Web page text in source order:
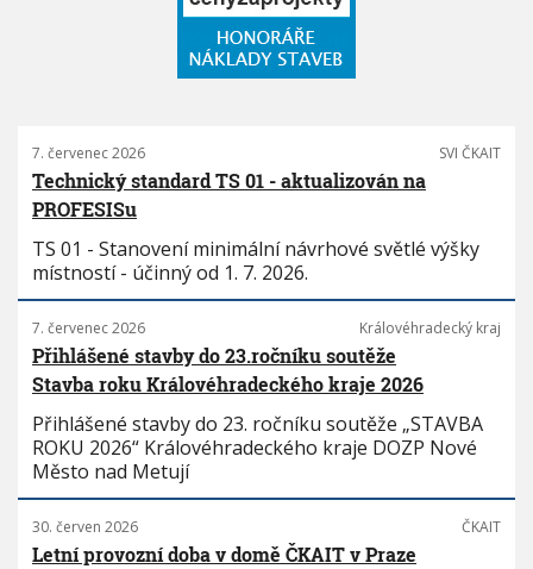
7. červenec 2026 SVI ČKAIT
Technický standard TS 01 - aktualizován na
PROFESISu
TS 01 - Stanovení minimální návrhové světlé výšky
místností - účinný od 1. 7. 2026.
7. červenec 2026 Královéhradecký kraj
Přihlášené stavby do 23.ročníku soutěže
Stavba roku Královéhradeckého kraje 2026
Přihlášené stavby do 23. ročníku soutěže „STAVBA
ROKU 2026“ Královéhradeckého kraje DOZP Nové
Město nad Metují
30. červen 2026 ČKAIT
Letní provozní doba v domě ČKAIT v Praze